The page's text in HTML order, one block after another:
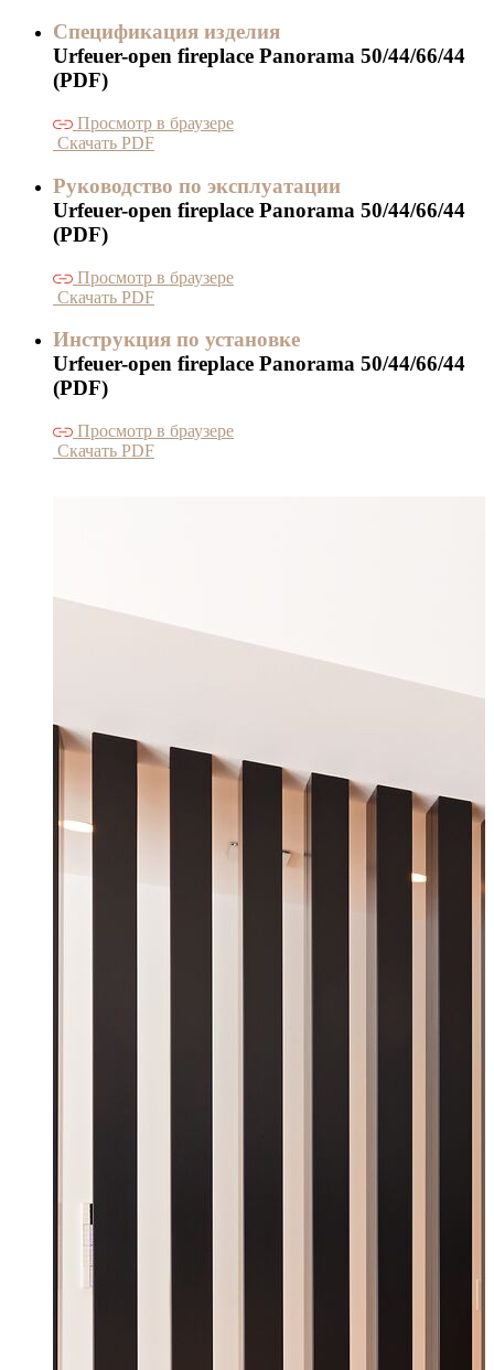
Спецификация изделия
Urfeuer-open fireplace Panorama 50/44/66/44
(PDF)
Просмотр в браузере
Скачать PDF
Руководство по эксплуатации
Urfeuer-open fireplace Panorama 50/44/66/44
(PDF)
Просмотр в браузере
Скачать PDF
Инструкция по установке
Urfeuer-open fireplace Panorama 50/44/66/44
(PDF)
Просмотр в браузере
Скачать PDF